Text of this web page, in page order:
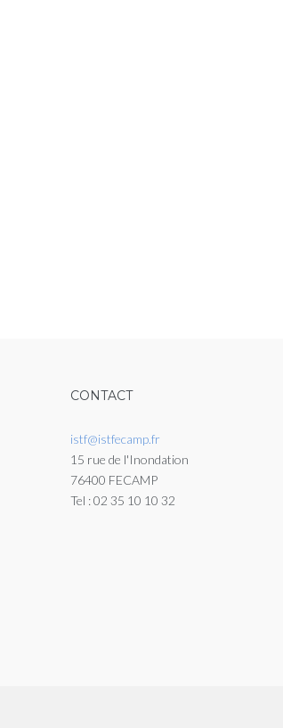
CONTACT
istf@istfecamp.fr
15 rue de l'Inondation
76400 FECAMP
Tel : 02 35 10 10 32